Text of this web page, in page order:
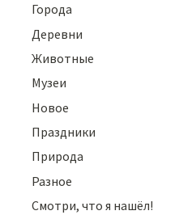
Города
Деревни
Животные
Музеи
Новое
Праздники
Природа
Разное
Смотри, что я нашёл!